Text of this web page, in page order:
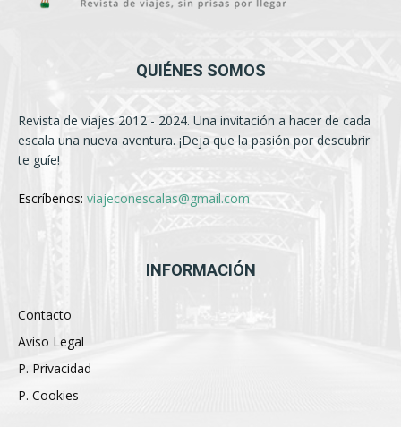
QUIÉNES SOMOS
Revista de viajes 2012 - 2024. Una invitación a hacer de cada
escala una nueva aventura. ¡Deja que la pasión por descubrir
te guíe!
Escríbenos: viajeconescalas@gmail.com
INFORMACIÓN
Contacto
Aviso Legal
P. Privacidad
P. Cookies